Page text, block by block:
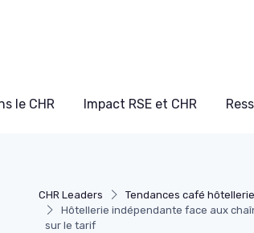
le CHR Impact RSE et CHR
CHR Leaders Tendances café
Hôtellerie indépendante face aux
sur le tarif